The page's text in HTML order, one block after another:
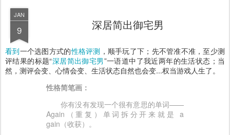
JAN
9 深居简出御宅男
看到一个选图方式的性格评测 ，顺手玩了下；先不管准不准，至少测
评结果的标题“深居简出御宅男”一语道中了我近两年的生活状态；当
然，测评会变、心情会变、生活状态自然也会变...权当游戏人生了。
性格简笔画：
你有没有发现一个很有意思的单词——
Again（重复）单词拆分开来就是 a
gain（收获）。